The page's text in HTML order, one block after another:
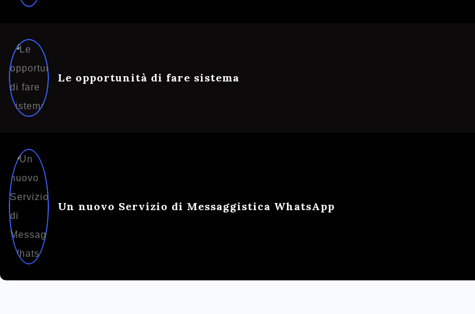
Le opportunità di fare sistema
Un nuovo Servizio di Messaggistica WhatsApp